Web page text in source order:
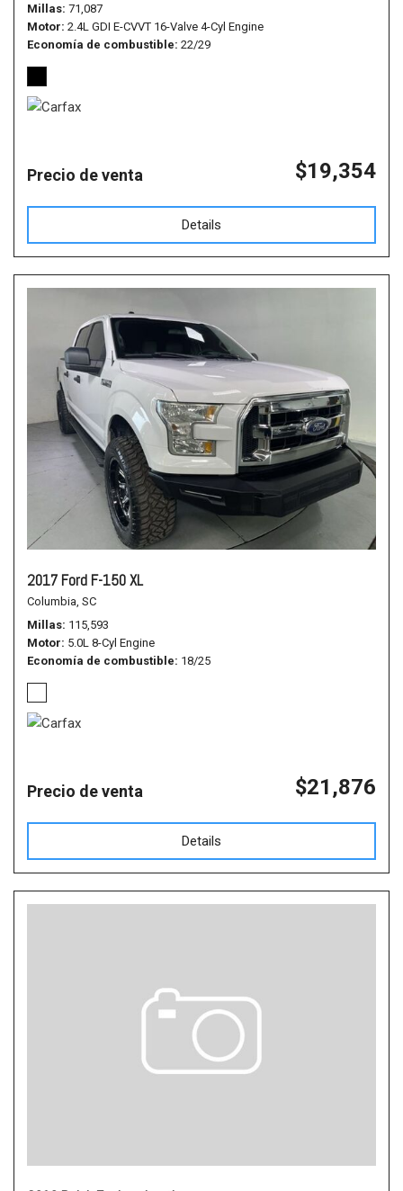
Millas 71,087
Motor 2.4L GDI E-CVVT 16-Valve 4-Cyl Engine
Economía de combustible 22/29
Precio de venta $19,354
Details
2017 Ford F-150 XL
Columbia, SC
Millas 115,593
Motor 5.0L 8-Cyl Engine
Economía de combustible 18/25
Precio de venta $21,876
Details